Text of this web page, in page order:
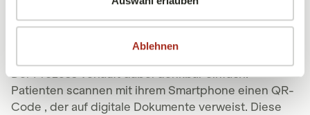
Ablehnen
unterschiedlichsten Aktivitäten. Wieso nicht also
Der Prozess verläuft dabei denkbar einfach:
Patienten scannen mit ihrem Smartphone einen QR-
Code , der auf digitale Dokumente verweist. Diese